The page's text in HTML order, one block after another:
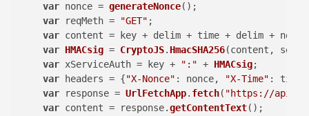
var nonce = generateNonce();
var reqMeth = "GET" ;
var content = key + delim + time + delim +
var HMACsig = CryptoJS. HmacSHA256(content,
var xServiceAuth = key + ":" + HMACsig;
var headers = {"X-Nonce" : nonce, "X-Time" :
var response = UrlFetchApp. fetch( "https://
var content = response.getContentText();